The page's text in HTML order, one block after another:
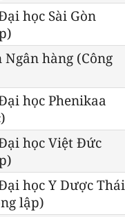
học Sài Gòn
Ngân hàng (Công
học Phenikaa
học Việt Đức
học Y Dược Thái
lập)